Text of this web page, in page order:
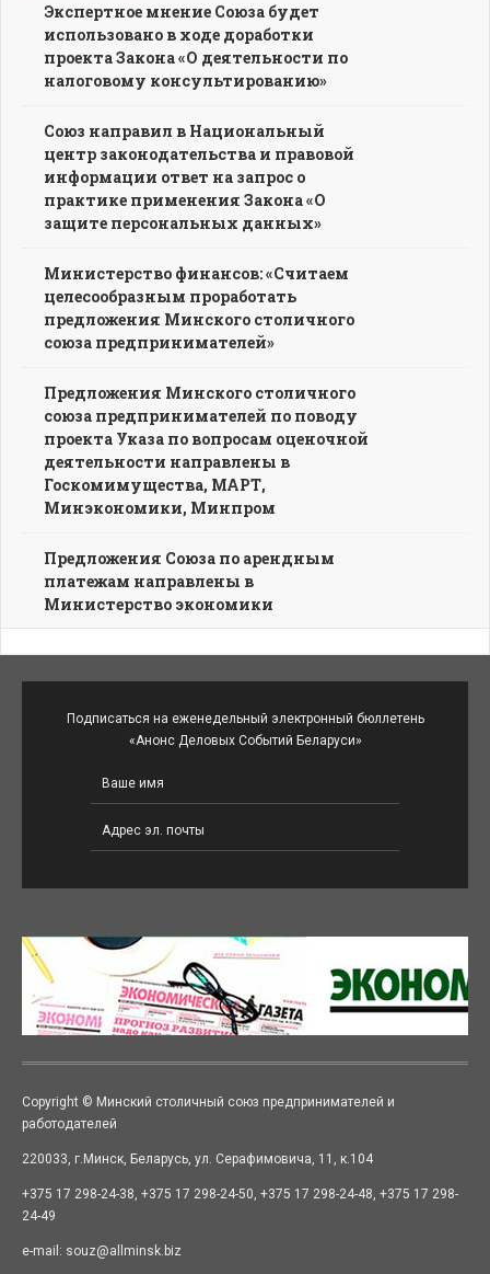
Экспертное мнение Союза будет
использовано в ходе доработки
проекта Закона «О деятельности по
налоговому консультированию»
Союз направил в Национальный
центр законодательства и правовой
информации ответ на запрос о
практике применения Закона «О
защите персональных данных»
Министерство финансов: «Считаем
целесообразным проработать
предложения Минского столичного
союза предпринимателей»
Предложения Минского столичного
союза предпринимателей по поводу
проекта Указа по вопросам оценочной
деятельности направлены в
Госкомимущества, МАРТ,
Минэкономики, Минпром
Предложения Союза по арендным
платежам направлены в
Министерство экономики
Подписаться на еженедельный электронный бюллетень
«Анонс Деловых Событий Беларуси»
Copyright © Минский столичный союз предпринимателей и
работодателей
220033, г.Минск, Беларусь, ул. Серафимовича, 11, к.104
+375 17 298-24-38, +375 17 298-24-50, +375 17 298-24-48, +375 17 298-
24-49
e-mail: souz@allminsk.biz